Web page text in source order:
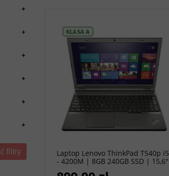
+
+
+
+
+
+
filtry
Laptop Lenovo ThinkPad T540p i5
- 4200M | 8GB 240GB SSD | 15,6"
KLASA A